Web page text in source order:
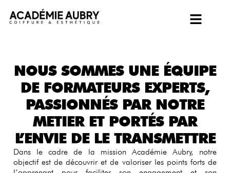
NOUS SOMMES UNE ÉQUIPE
DE FORMATEURS EXPERTS,
PASSIONNÉS PAR NOTRE
METIER ET PORTÉS PAR
L’ENVIE DE LE TRANSMETTRE
Dans le cadre de la mission Académie Aubry, notre
objectif est de découvrir et de valoriser les points forts de